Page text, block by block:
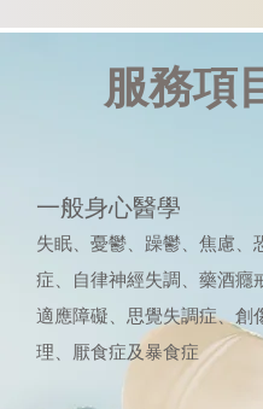
服務項
一般身心醫學
失眠、憂鬱、躁鬱、焦慮、
症、自律神經失調、藥酒癮
適應障礙、思覺失調症、創
理、厭食症及暴食症